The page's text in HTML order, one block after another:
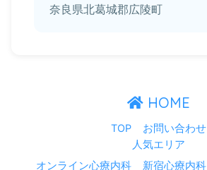
奈良県北葛城郡広陵町
HOME
TOP
お問い合わせ
人気エリア
オンライン心療内科
新宿心療内科